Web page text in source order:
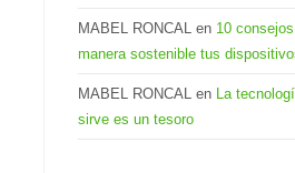
MABEL RONCAL en 10
manera sostenible tus
MABEL RONCAL en La
sirve es un tesoro